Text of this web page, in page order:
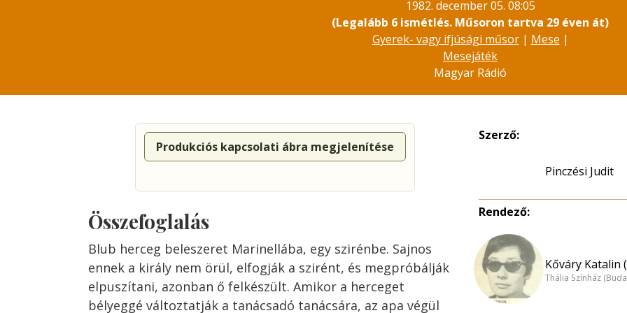
1982. december 05. 08:05
(Legalább 6 ismétlés. Műsoron tartva 29 éven át)
Gyerek- vagy ifjúsági műsor| Mese |
Mesejáték
Magyar Rádió
Produkciós kapcsolati ábra megjelenítése
Összefoglalás
Blub herceg beleszeret Marinellába, egy szirénbe. Sajnos
ennek a király nem örül, elfogják a szirént, és megpróbálják
elpuszítani, azonban ő felkészült. Amikor a herceget
bélyeggé változtatják a tanácsadó tanácsára, az apa végül
Szerző:
Pinczési Judit
Rendező:
Kőváry Katalin
Thália Színház